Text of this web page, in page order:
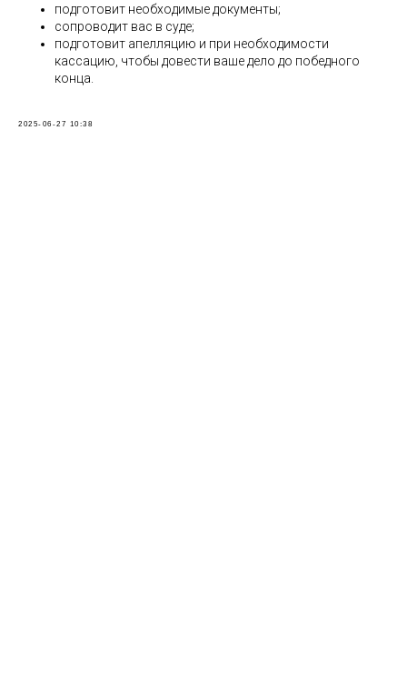
подготовит необходимые документы;
сопроводит вас в суде;
подготовит апелляцию и при необходимости
кассацию, чтобы довести ваше дело до победного
конца.
2025-06-27 10:38